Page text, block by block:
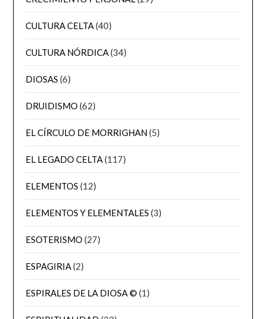
CULTURA CELTA(40)
CULTURA NÓRDICA(34)
DIOSAS (6)
DRUIDISMO (62)
EL CÍRCULO DE MORRIGHAN(5)
EL LEGADO CELTA(117)
ELEMENTOS (12)
ELEMENTOS Y ELEMENTALES (3)
ESOTERISMO (27)
ESPAGIRIA(2)
ESPIRALES DE LA DIOSA © (1)